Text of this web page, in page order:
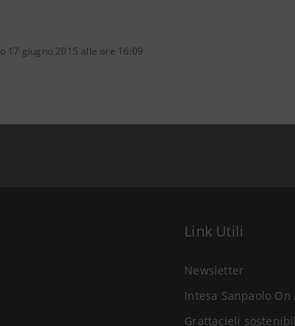
17 giugno 2015 alle ore 16:09
Link Utili
Newsletter
Intesa Sanpaolo On
Grattacieli